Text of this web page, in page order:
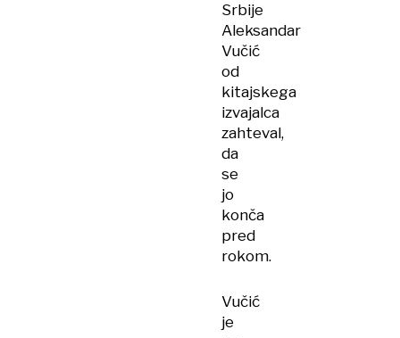
Srbije
Aleksandar
Vučić
od
kitajskega
izvajalca
zahteval,
da
se
jo
konča
pred
rokom.
Vučić
je